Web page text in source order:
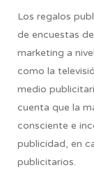
Los regalos
de encuestas
marketing a
como la
medio
cuenta que la
consciente e
publicidad, en
publicitarios.